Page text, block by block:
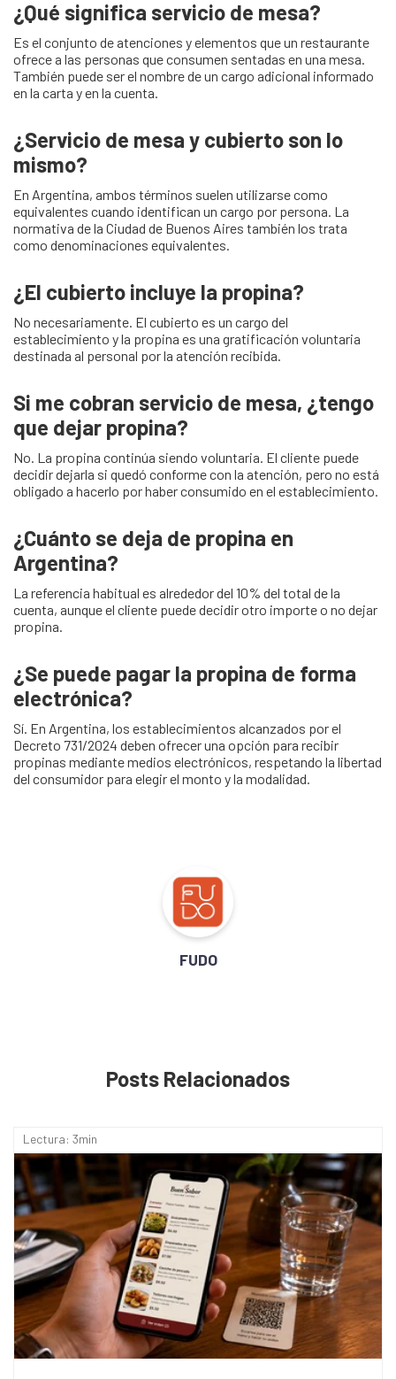
¿Qué significa servicio de mesa?
Es el conjunto de atenciones y elementos que un restaurante
ofrece a las personas que consumen sentadas en una mesa.
También puede ser el nombre de un cargo adicional informado
en la carta y en la cuenta.
¿Servicio de mesa y cubierto son lo
mismo?
En Argentina, ambos términos suelen utilizarse como
equivalentes cuando identifican un cargo por persona. La
normativa de la Ciudad de Buenos Aires también los trata
como denominaciones equivalentes.
¿El cubierto incluye la propina?
No necesariamente. El cubierto es un cargo del
establecimiento y la propina es una gratificación voluntaria
destinada al personal por la atención recibida.
Si me cobran servicio de mesa, ¿tengo
que dejar propina?
No. La propina continúa siendo voluntaria. El cliente puede
decidir dejarla si quedó conforme con la atención, pero no está
obligado a hacerlo por haber consumido en el establecimiento.
¿Cuánto se deja de propina en
Argentina?
La referencia habitual es alrededor del 10% del total de la
cuenta, aunque el cliente puede decidir otro importe o no dejar
propina.
¿Se puede pagar la propina de forma
electrónica?
Sí. En Argentina, los establecimientos alcanzados por el
Decreto 731/2024 deben ofrecer una opción para recibir
propinas mediante medios electrónicos, respetando la libertad
del consumidor para elegir el monto y la modalidad.
FUDO
Posts Relacionados
Lectura: 3min